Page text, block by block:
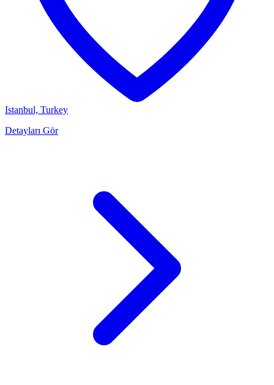
Istanbul, Turkey
Detayları Gör